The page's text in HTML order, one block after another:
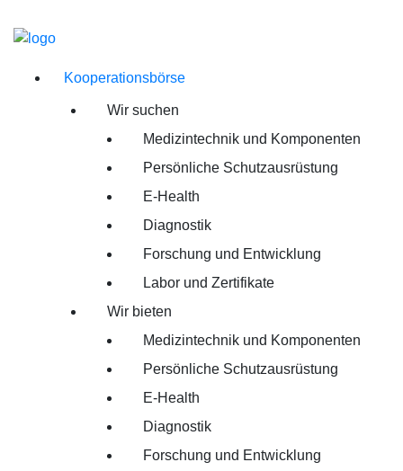
Kooperationsbörse
Wir suchen
Medizintechnik und Komponenten
Persönliche Schutzausrüstung
E-Health
Diagnostik
Forschung und Entwicklung
Labor und Zertifikate
Wir bieten
Medizintechnik und Komponenten
Persönliche Schutzausrüstung
E-Health
Diagnostik
Forschung und Entwicklung